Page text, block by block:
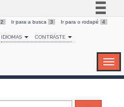
Simplifique!
Comunica BR
Canais
2 Ir para a busca 3 Ir para o rodapé 4
IDIOMAS CONTRASTE